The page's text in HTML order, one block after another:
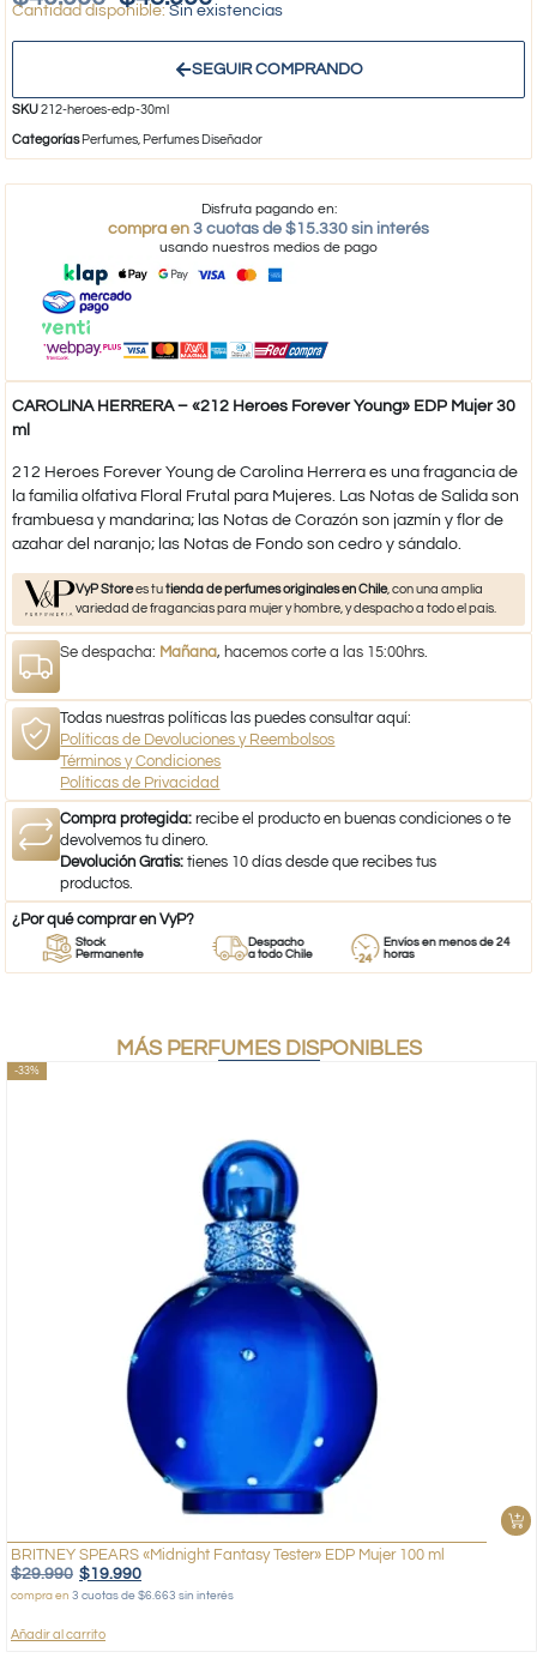
Sin existencias
SEGUIR COMPRANDO
SKU212-heroes-edp-30ml
Categorías Perfumes, Perfumes Diseñador
Disfruta pagando en:
compra en 3 cuotas de $15.330 sin interés
usando nuestros medios de pago
CAROLINA HERRERA – «212 Heroes Forever Young» EDP Mujer 30
ml
212 Heroes Forever Young de Carolina Herrera es una fragancia de
la familia olfativa Floral Frutal para Mujeres. Las Notas de Salida son
frambuesa y mandarina; las Notas de Corazón son jazmín y flor de
azahar del naranjo; las Notas de Fondo son cedro y sándalo.
VyP Storees tutienda de perfumes originales en Chile, con una amplia
variedad de fragancias para mujer y hombre, y despacho a todo el país.
Se despacha: Mañana, hacemos corte a las 15:00hrs.
Todas nuestras políticas las puedes consultar aquí:
Políticas de Devoluciones y Reembolsos
Términos y Condiciones
Políticas de Privacidad
Compra protegida: recibe el producto en buenas condiciones o te
devolvemos tu dinero.
Devolución Gratis: tienes 10 días desde que recibes tus
productos.
¿Por qué comprar en VyP?
Stock
Permanente
Despacho
a todo Chile
Envíos en menos de 24
horas
MÁS PERFUMES DISPONIBLES
-33%
BRITNEY SPEARS «Midnight Fantasy Tester» EDP Mujer 100 ml
$29.990 $19.990
compra en 3 cuotas de $6.663 sin interés
Añadir al carrito